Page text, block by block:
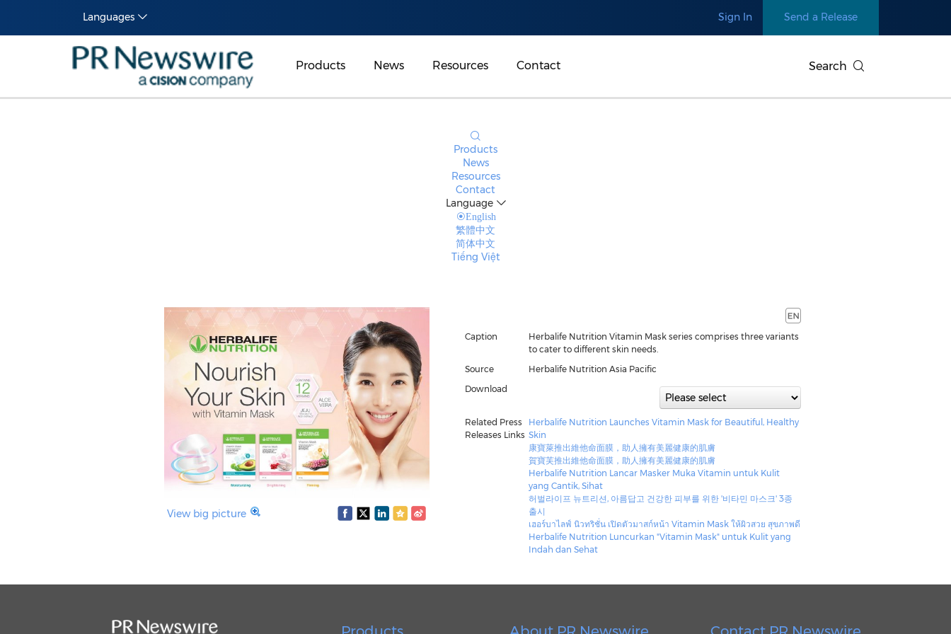
Languages Sign In Send a Release
Products News Resources Contact Search
Products
News
Resources
Contact
Language
English
繁體中文
简体中文
Tiếng Việt
View big picture
Caption
Herbalife Nutrition Vitamin Mask series comprises three variants
to cater to different skin needs.
Source
Herbalife Nutrition Asia Pacific
Download
Related Press
Releases Links
Herbalife Nutrition Launches Vitamin Mask for Beautiful, Healthy
Skin
康寶萊推出維他命面膜，助人擁有美麗健康的肌膚
賀寶芙推出維他命面膜，助人擁有美麗健康的肌膚
Herbalife Nutrition Lancar Masker Muka Vitamin untuk Kulit
yang Cantik, Sihat
허벌라이프 뉴트리션, 아름답고 건강한 피부를 위한 '비타민 마스크' 3종
출시
เฮอร์บาไลฟ์ นิวทริชั่น เปิดตัวมาสก์หน้า Vitamin Mask ให้ผิวสวย สุขภาพดี
Herbalife Nutrition Luncurkan "Vitamin Mask" untuk Kulit yang
Indah dan Sehat